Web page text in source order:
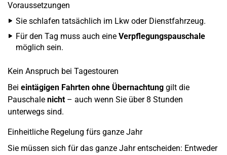
Voraussetzungen
Sie schlafen tatsächlich im Lkw oder Dienstfahrzeug.
Für den Tag muss auch eine Verpflegungspauschale
möglich sein.
Kein Anspruch bei Tagestouren
Bei eintägigen Fahrten ohne Übernachtung gilt die
Pauschale nicht– auch wenn Sie über 8 Stunden
unterwegs sind.
Einheitliche Regelung fürs ganze Jahr
Sie müssen sich für das ganze Jahr entscheiden: Entweder